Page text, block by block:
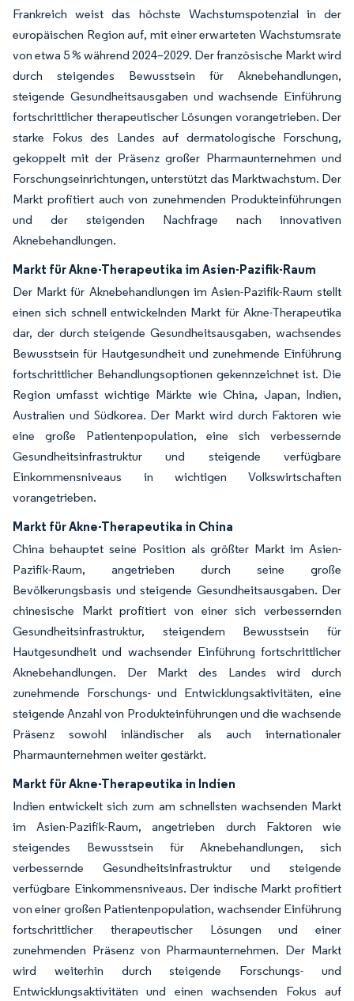
Frankreich weist das höchste Wachstumspotenzial in der
europäischen Region auf, mit einer erwarteten Wachstumsrate
von etwa 5 % während 2024–2029. Der französische Markt wird
durch steigendes Bewusstsein für Aknebehandlungen,
steigende Gesundheitsausgaben und wachsende Einführung
fortschrittlicher therapeutischer Lösungen vorangetrieben. Der
starke Fokus des Landes auf dermatologische Forschung,
gekoppelt mit der Präsenz großer Pharmaunternehmen und
Forschungseinrichtungen, unterstützt das Marktwachstum. Der
Markt profitiert auch von zunehmenden Produkteinführungen
und der steigenden Nachfrage nach innovativen
Aknebehandlungen.
Markt für Akne-Therapeutika im Asien-Pazifik-Raum
Der Markt für Aknebehandlungen im Asien-Pazifik-Raum stellt
einen sich schnell entwickelnden Markt für Akne-Therapeutika
dar, der durch steigende Gesundheitsausgaben, wachsendes
Bewusstsein für Hautgesundheit und zunehmende Einführung
fortschrittlicher Behandlungsoptionen gekennzeichnet ist. Die
Region umfasst wichtige Märkte wie China, Japan, Indien,
Australien und Südkorea. Der Markt wird durch Faktoren wie
eine große Patientenpopulation, eine sich verbessernde
Gesundheitsinfrastruktur und steigende verfügbare
Einkommensniveaus in wichtigen Volkswirtschaften
vorangetrieben.
Markt für Akne-Therapeutika in China
China behauptet seine Position als größter Markt im Asien-
Pazifik-Raum, angetrieben durch seine große
Bevölkerungsbasis und steigende Gesundheitsausgaben. Der
chinesische Markt profitiert von einer sich verbessernden
Gesundheitsinfrastruktur, steigendem Bewusstsein für
Hautgesundheit und wachsender Einführung fortschrittlicher
Aknebehandlungen. Der Markt des Landes wird durch
zunehmende Forschungs- und Entwicklungsaktivitäten, eine
steigende Anzahl von Produkteinführungen und die wachsende
Präsenz sowohl inländischer als auch internationaler
Pharmaunternehmen weiter gestärkt.
Markt für Akne-Therapeutika in Indien
Indien entwickelt sich zum am schnellsten wachsenden Markt
im Asien-Pazifik-Raum, angetrieben durch Faktoren wie
steigendes Bewusstsein für Aknebehandlungen, sich
verbessernde Gesundheitsinfrastruktur und steigende
verfügbare Einkommensniveaus. Der indische Markt profitiert
von einer großen Patientenpopulation, wachsender Einführung
fortschrittlicher therapeutischer Lösungen und einer
zunehmenden Präsenz von Pharmaunternehmen. Der Markt
wird weiterhin durch steigende Forschungs- und
Entwicklungsaktivitäten und einen wachsenden Fokus auf